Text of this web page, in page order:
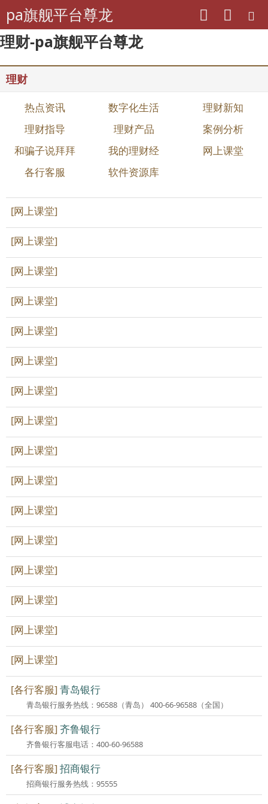
理财-pa旗舰平台尊龙
pa旗舰平台尊龙
理财
热点资讯 数字化生活
理财新知
理财指导
理财产品
案例分析
和骗子说拜拜
我的理财经
网上课堂
各行客服
软件资源库
[网上课堂]
[网上课堂]
[网上课堂]
[网上课堂]
[网上课堂]
[网上课堂]
[网上课堂]
[网上课堂]
[网上课堂]
[网上课堂]
[网上课堂]
[网上课堂]
[网上课堂]
[网上课堂]
[网上课堂]
[网上课堂]
[各行客服] 青岛银行
青岛银行服务热线：96588（青岛） 400-66-96588（全国）
[各行客服] 齐鲁银行
齐鲁银行客服电话：400-60-96588
[各行客服] 招商银行
招商银行服务热线：95555